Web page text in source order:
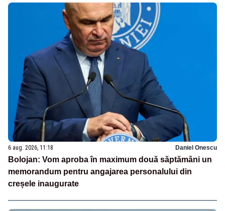
6 aug. 2026, 11:18 Daniel Onescu
Bolojan: Vom aproba în maximum două săptămâni un
memorandum pentru angajarea personalului din
creșele inaugurate